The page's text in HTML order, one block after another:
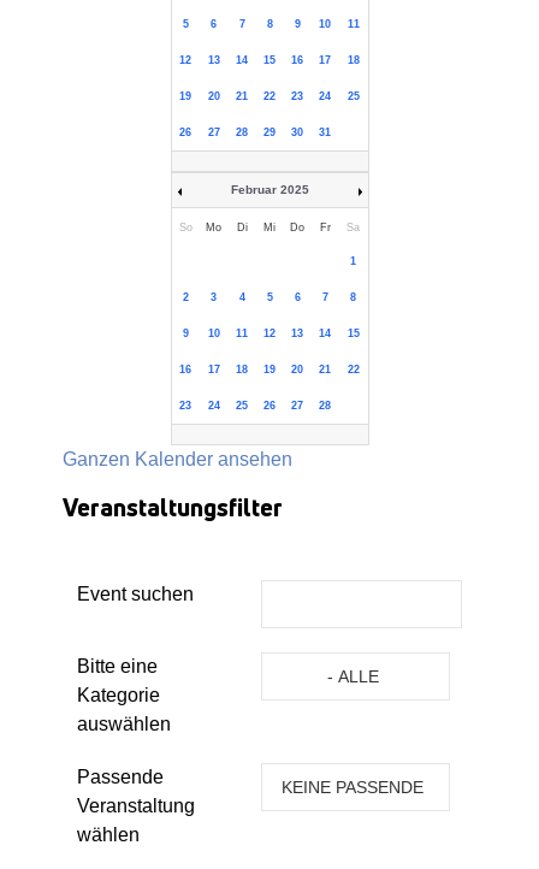
5 6 7 8 9 10 11
12 13 14 15 16 17 18
19 20 21 22 23 24 25
26 27 28 29 30 31
Februar 2025
So Mo Di Mi Do Fr Sa
1
2 3 4 5 6 7 8
9 10 11 12 13 14 15
16 17 18 19 20 21 22
23 24 25 26 27 28
Ganzen Kalender ansehen
Veranstaltungsfilter
Event suchen
Bitte eine
Kategorie
auswählen
- ALLE
Passende
Veranstaltung
wählen
KEINE PASSENDE